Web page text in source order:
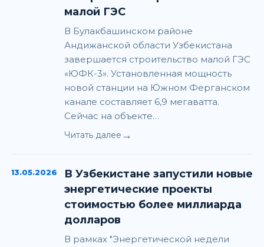
малой ГЭС
В Булакбашинском районе
Андижанской области Узбекистана
завершается строительство малой ГЭС
«ЮФК-3». Установленная мощность
новой станции на Южном Ферганском
канале составляет 6,9 мегаватта.
Сейчас на объекте…
Читать далее →
13.05.2026
В Узбекистане запустили новые
энергетические проекты
стоимостью более миллиарда
долларов
В рамках "Энергетической недели